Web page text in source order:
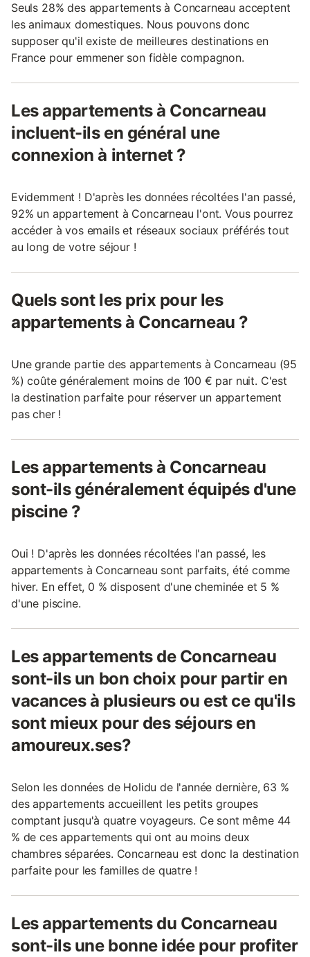
Seuls 28% des appartements à Concarneau acceptent
les animaux domestiques. Nous pouvons donc
supposer qu'il existe de meilleures destinations en
France pour emmener son fidèle compagnon.
Les appartements à Concarneau
incluent-ils en général une
connexion à internet ?
Evidemment ! D'après les données récoltées l'an passé,
92% un appartement à Concarneau l'ont. Vous pourrez
accéder à vos emails et réseaux sociaux préférés tout
au long de votre séjour !
Quels sont les prix pour les
appartements à Concarneau ?
Une grande partie des appartements à Concarneau (95
%) coûte généralement moins de 100 € par nuit. C'est
la destination parfaite pour réserver un appartement
pas cher !
Les appartements à Concarneau
sont-ils généralement équipés d'une
piscine ?
Oui ! D'après les données récoltées l'an passé, les
appartements à Concarneau sont parfaits, été comme
hiver. En effet, 0 % disposent d'une cheminée et 5 %
d'une piscine.
Les appartements de Concarneau
sont-ils un bon choix pour partir en
vacances à plusieurs ou est ce qu'ils
sont mieux pour des séjours en
amoureux.ses?
Selon les données de Holidu de l'année dernière, 63 %
des appartements accueillent les petits groupes
comptant jusqu'à quatre voyageurs. Ce sont même 44
% de ces appartements qui ont au moins deux
chambres séparées. Concarneau est donc la destination
parfaite pour les familles de quatre !
Les appartements du Concarneau
sont-ils une bonne idée pour profiter